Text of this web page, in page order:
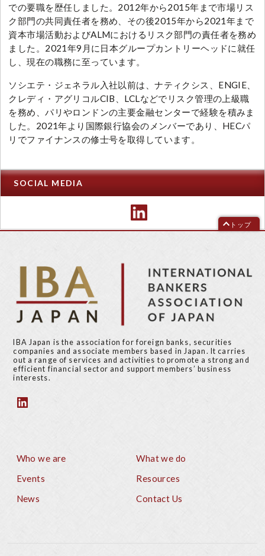
での要職を歴任しました。2012年から2015年まで市場リス
ク部門の共同責任者を務め、その後2015年から2021年まで
資本市場活動およびALMにおけるリスク部門の責任者を務め
ました。2021年9月に日本グループカントリーヘッドに就任
し、現在の職務に至っています。
ソシエテ・ジェネラル入社以前は、ナティクシス、ENGIE、
クレディ・アグリコルCIB、LCLなどでリスク管理の上級職
を務め、パリやロンドンの主要金融センターで経験を積みま
した。2021年より国際銀行協会のメンバーであり、HECパ
リでファイナンスの修士号を取得しています。
SOCIAL MEDIA
トップ
IBA Japan is the association for foreign banks, securities
companies and associate members based in Japan. It carries
out a range of services and activities to promote a strong and
efficient financial sector and support members’ business
interests.
Who we are
What we do
Events
Resources
News
Contact Us